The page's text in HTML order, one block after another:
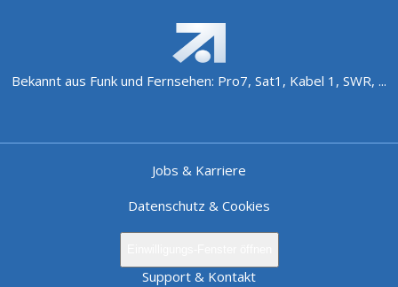
Bekannt aus Funk und Fernsehen: Pro7, Sat1, Kabel 1, SWR, ...
Jobs & Karriere
Datenschutz & Cookies
Support & Kontakt